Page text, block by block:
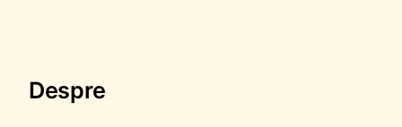
Despre